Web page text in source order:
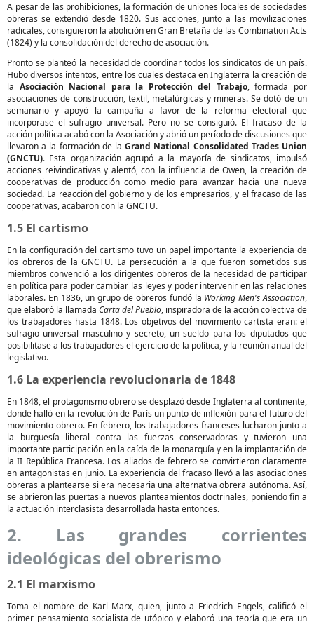
A pesar de las prohibiciones, la formación de uniones locales de sociedades
obreras se extendió desde 1820. Sus acciones, junto a las movilizaciones
radicales, consiguieron la abolición en Gran Bretaña de las Combination Acts
(1824) y la consolidación del derecho de asociación.
Pronto se planteó la necesidad de coordinar todos los sindicatos de un país.
Hubo diversos intentos, entre los cuales destaca en Inglaterra la creación de
la Asociación Nacional para la Protección del Trabajo, formada por
asociaciones de construcción, textil, metalúrgicas y mineras. Se dotó de un
semanario y apoyó la campaña a favor de la reforma electoral que
incorporase el sufragio universal. Pero no se consiguió. El fracaso de la
acción política acabó con la Asociación y abrió un período de discusiones que
llevaron a la formación de laGrand National Consolidated Trades Union
(GNCTU). Esta organización agrupó a la mayoría de sindicatos, impulsó
acciones reivindicativas y alentó, con la influencia de Owen, la creación de
cooperativas de producción como medio para avanzar hacia una nueva
sociedad. La reacción del gobierno y de los empresarios, y el fracaso de las
cooperativas, acabaron con la GNCTU.
1.5 El cartismo
En la configuración del cartismo tuvo un papel importante la experiencia de
los obreros de la GNCTU. La persecución a la que fueron sometidos sus
miembros convenció a los dirigentes obreros de la necesidad de participar
en política para poder cambiar las leyes y poder intervenir en las relaciones
laborales. En 1836, un grupo de obreros fundó la Working Men's Association,
que elaboró la llamada Carta del Pueblo, inspiradora de la acción colectiva de
los trabajadores hasta 1848. Los objetivos del movimiento cartista eran: el
sufragio universal masculino y secreto, un sueldo para los diputados que
posibilitase a los trabajadores el ejercicio de la política, y la reunión anual del
legislativo.
1.6 La experiencia revolucionaria de 1848
En 1848, el protagonismo obrero se desplazó desde Inglaterra al continente,
donde halló en la revolución de París un punto de inflexión para el futuro del
movimiento obrero. En febrero, los trabajadores franceses lucharon junto a
la burguesía liberal contra las fuerzas conservadoras y tuvieron una
importante participación en la caída de la monarquía y en la implantación de
la II República Francesa. Los aliados de febrero se convirtieron claramente
en antagonistas en junio. La experiencia del fracaso llevó a las asociaciones
obreras a plantearse si era necesaria una alternativa obrera autónoma. Así,
se abrieron las puertas a nuevos planteamientos doctrinales, poniendo fin a
la actuación interclasista desarrollada hasta entonces.
2. Las grandes corrientes
ideológicas del obrerismo
2.1 El marxismo
Toma el nombre de Karl Marx, quien, junto a Friedrich Engels, calificó el
primer pensamiento socialista de utópico y elaboró una teoría que era un